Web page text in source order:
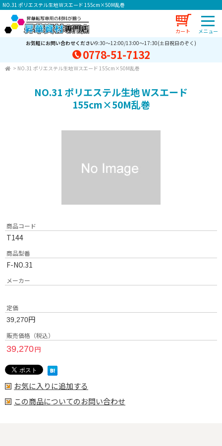
NO.31 ポリエステル生地 Wスエード 155cm×50M乱巻
カート
お気軽にお問い合わせください9:30～12:00/13:00～17:30(土日祝日のぞく)
0778-51-7132
> NO.31 ポリエステル生地 Wスエード 155cm×50M乱巻
NO.31 ポリエステル生地 Wスエード
155cm×50M乱巻
商品コード
T144
商品型番
F-NO.31
メーカー
定価
39,270円
販売価格（税込）
39,270円
お気に入りに追加する
この商品についてのお問い合わせ